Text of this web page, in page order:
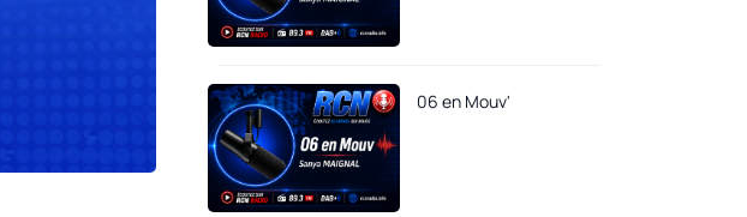
06 en Mouv'